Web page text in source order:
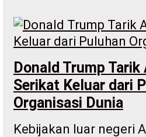
Donald Trump Tarik
Serikat Keluar dari
Organisasi Dunia
Kebijakan luar negeri